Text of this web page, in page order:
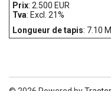
Prix: 2.500 EUR
Tva: Excl. 21%
Longueur de tapis: 7.10